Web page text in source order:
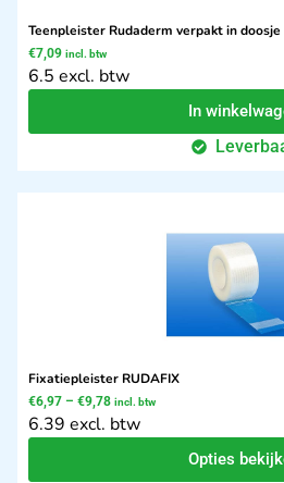
Teenpleister Rudaderm verpakt in doosje
€7,09 incl. btw
6.5 excl. btw
In
Fixatiepleister RUDAFIX
€6,97 – €9,78 incl. btw
6.39 excl. btw
Opties